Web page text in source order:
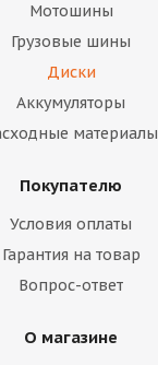
Мотошины
Грузовые шины
Диски
Аккумуляторы
материалы
Покупателю
Условия оплаты
Гарантия на товар
Вопрос-ответ
О магазине